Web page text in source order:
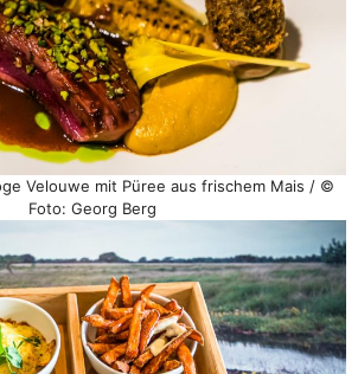
Velouwe mit Püree aus frischem Mais / ©
Foto: Georg Berg